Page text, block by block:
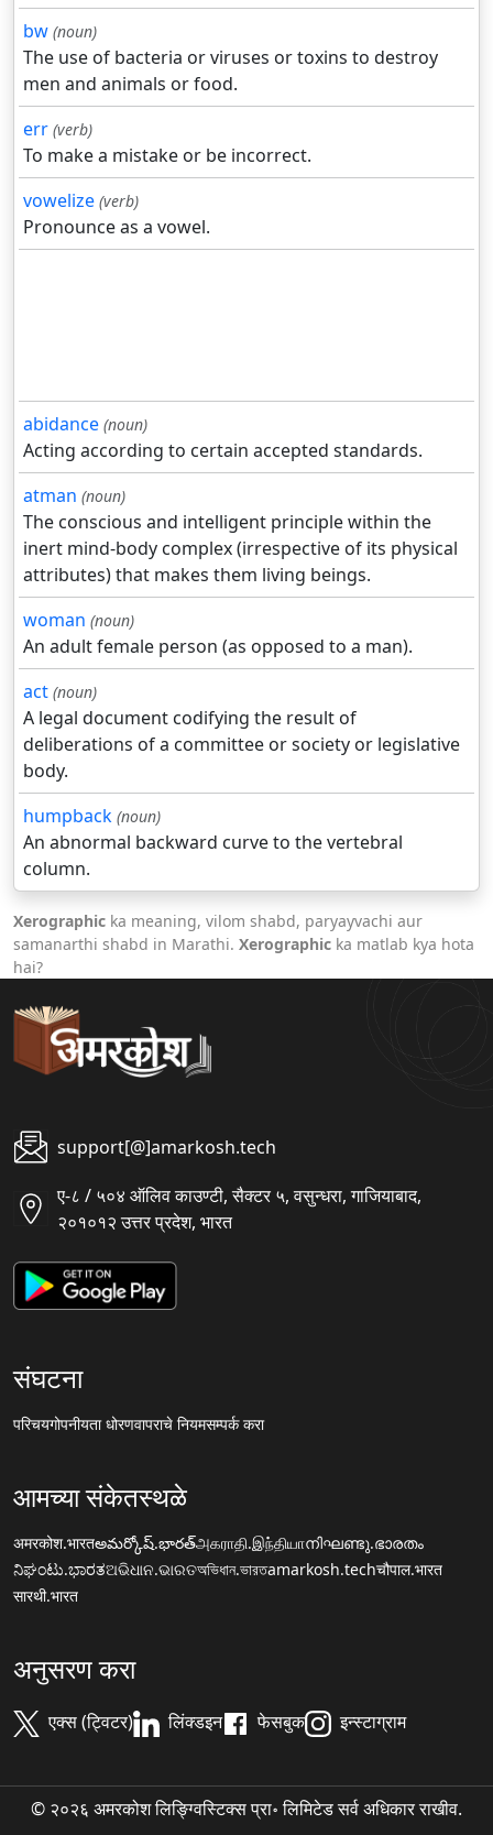
bw (noun)
The use of bacteria or viruses or toxins to destroy
men and animals or food.
err (verb)
To make a mistake or be incorrect.
vowelize (verb)
Pronounce as a vowel.
abidance (noun)
Acting according to certain accepted standards.
atman (noun)
The conscious and intelligent principle within the
inert mind-body complex (irrespective of its physical
attributes) that makes them living beings.
woman (noun)
An adult female person (as opposed to a man).
act (noun)
A legal document codifying the result of
deliberations of a committee or society or legislative
body.
humpback (noun)
An abnormal backward curve to the vertebral
column.
Xerographic ka meaning, vilom shabd, paryayvachi aur
samanarthi shabd in Marathi. Xerographic ka matlab kya hota
hai?
support[@]amarkosh.tech
ए-८ / ५०४ ऑलिव काउण्टी, सैक्टर ५, वसुन्धरा, गाजियाबाद,
२०१०१२ उत्तर प्रदेश, भारत
संघटना
परिचयगोपनीयता धोरणवापराचे नियमसम्पर्क करा
आमच्या संकेतस्थळे
अमरकोश.भारतఅమర్కోష్.భారత్அகராதி.இந்தியாനിഘണ്ടു.ഭാരതം
ನಿಘಂಟು.ಭಾರತଅଭିଧାନ.ଭାରତঅভিধান.ভারতamarkosh.techचौपाल.भारत
सारथी.भारत
अनुसरण करा
एक्स (ट्विटर) लिंक्डइन फेसबुक इन्स्टाग्राम
© २०२६ अमरकोश लिङ्ग्विस्टिक्स प्रा॰ लिमिटेड सर्व अधिकार राखीव.